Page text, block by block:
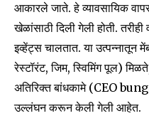
आकारले जाते. हे व्यावसायिक
खेळांसाठी दिली गेली होती. तरीही
इव्हेंट्स चालतात. या उत्पन्नातून
रेस्टॉरंट, जिम, स्विमिंग पूल)
अतिरिक्त बांधकामे (CEO
उल्लंघन करून केली गेली आहेत.